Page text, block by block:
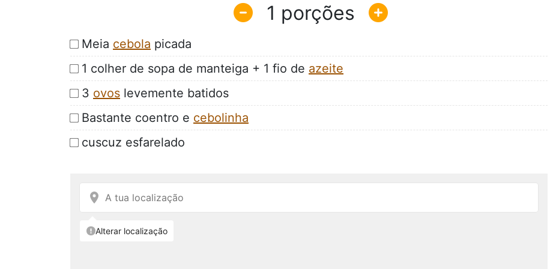
1
Meia cebola picada
1 colher de sopa de manteiga + 1 fio de azeite
3 ovos levemente batidos
Bastante coentro e cebolinha
cuscuz esfarelado